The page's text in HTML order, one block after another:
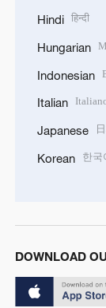
Hindi हिन्दी
Hungarian
Indonesian
Italian
Japanese
Korean 한국
DOWNLOAD